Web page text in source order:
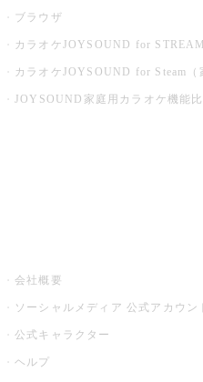
ブラウザ
カラオケJOYSOUND for
カラオケJOYSOUND for Steam（
JOYSOUND家庭用カラオケ機能
会社概要
ソーシャルメディア 公式アカウン
公式キャラクター
ヘルプ